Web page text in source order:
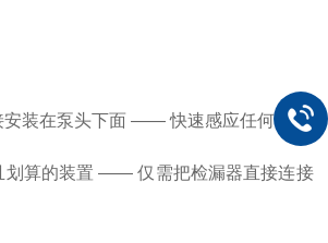
安装在泵头下面 —— 快速感应任何漏液
划算的装置 —— 仅需把检漏器直接连接